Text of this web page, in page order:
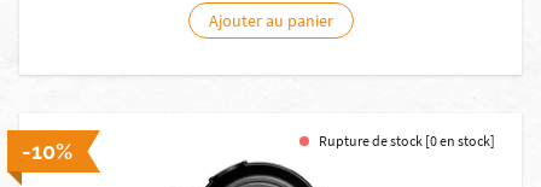
Ajouter au panier
-10% Rupture de stock [0 en stock]